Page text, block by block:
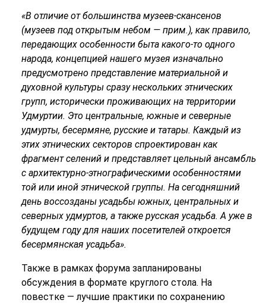
«В отличие от большинства музеев-скансенов
(музеев под открытым небом — прим.), как правило,
передающих особенности быта какого-то одного
народа, концепцией нашего музея изначально
предусмотрено представление материальной и
духовной культуры сразу нескольких этнических
групп, исторически проживающих на территории
Удмуртии. Это центральные, южные и северные
удмурты, бесермяне, русские и татары. Каждый из
этих этнических секторов спроектирован как
фрагмент селений и представляет цельный ансамбль
с архитектурно-этнографическими особенностями
той или иной этнической группы. На сегодняшний
день воссозданы усадьбы южных, центральных и
северных удмуртов, а также русская усадьба. А уже в
будущем году для наших посетителей откроется
бесермянская усадьба».
Также в рамках форума запланированы
обсуждения в формате круглого стола. На
повестке — лучшие практики по сохранению